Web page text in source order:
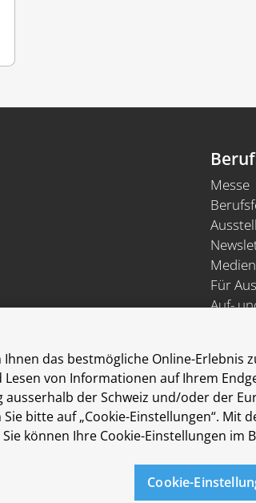
Messe
Für
Auf-
das bestmögliche Online-Erlebnis
Lesen von Informationen auf Ihrem
der Schweiz und/oder der
bitte auf „Cookie-Einstellungen“. Mit
können Ihre Cookie-Einstellungen im
Cookie-